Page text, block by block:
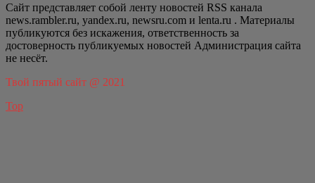
Сайт представляет собой ленту новостей RSS канала
news.rambler.ru, yandex.ru, newsru.com и lenta.ru . Материалы
публикуются без искажения, ответственность за
достоверность публикуемых новостей Администрация сайта
не несёт.
Твой пятый сайт @ 2021
Top